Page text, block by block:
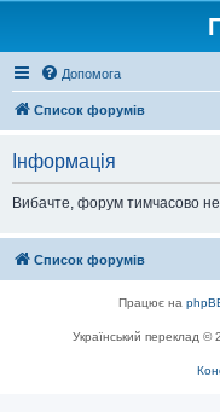
Допомога
Список форумів
Інформація
Вибачте, форум тимчасово
Список форумів
Працює на
Український переклад ©